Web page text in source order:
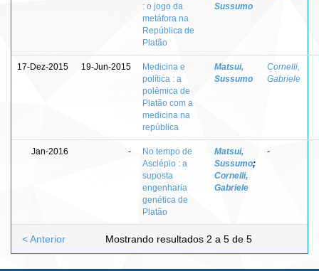
: o jogo da
metáfora na
República de
Platão
Sussumo
17-Dez-2015 19-Jun-2015
Medicina e
política : a
polêmica de
Platão com a
medicina na
república
Matsui,
Sussumo
Cornelli,
Gabriele
Jan-2016 -
No tempo de
Asclépio : a
suposta
engenharia
genética de
Platão
Matsui,
Sussumo;
Cornelli,
Gabriele
-
Mostrando resultados 2 a 5 de 5
< Anterior